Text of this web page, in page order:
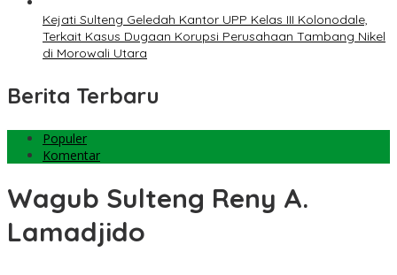
Kejati Sulteng Geledah Kantor UPP Kelas III Kolonodale,
Terkait Kasus Dugaan Korupsi Perusahaan Tambang Nikel
di Morowali Utara
Berita Terbaru
Populer
Komentar
Wagub Sulteng Reny A.
Lamadjido